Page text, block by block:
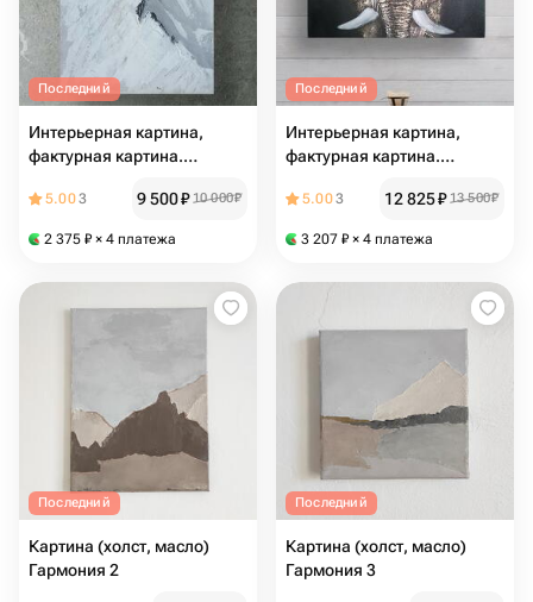
Последний
Интерьерная картина,
фактурная картина.
5.003 9 500₽ 10 000₽
2 375 ₽ × 4 платежа
Последний
Интерьерная картина,
фактурная картина.
5.003 12 825₽ 13 500₽
3 207 ₽ × 4 платежа
Последний
Картина (холст, масло)
Гармония 2
Последний
Картина (холст, масло)
Гармония 3